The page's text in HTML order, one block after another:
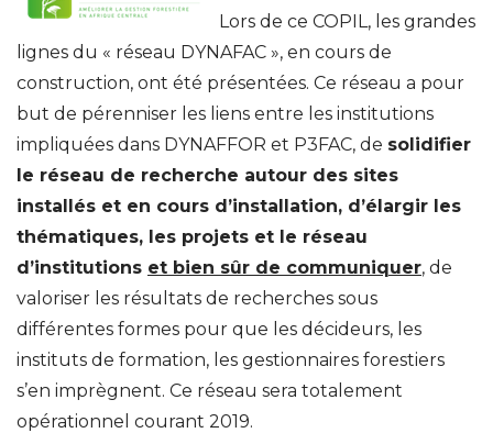
Lors de ce COPIL, les grandes
lignes du « réseau DYNAFAC », en cours de
construction, ont été présentées. Ce réseau a pour
but de pérenniser les liens entre les institutions
impliquées dans DYNAFFOR et P3FAC, de solidifier
le réseau de recherche autour des sites
installés et en cours d’installation, d’élargir les
thématiques, les projets et le réseau
d’institutions et bien sûr de communiquer, de
valoriser les résultats de recherches sous
différentes formes pour que les décideurs, les
instituts de formation, les gestionnaires forestiers
s’en imprègnent. Ce réseau sera totalement
opérationnel courant 2019.